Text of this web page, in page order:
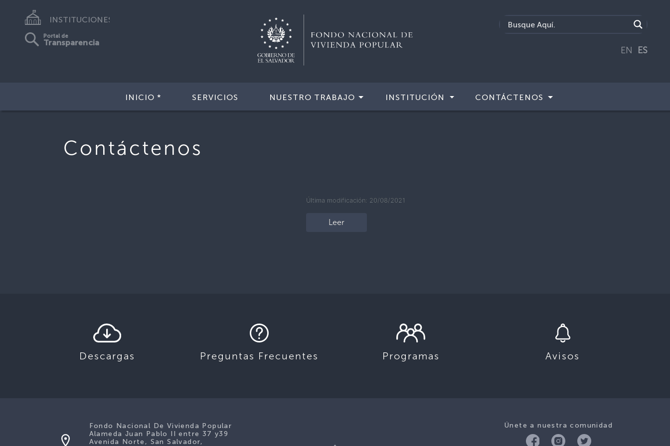
INSTITUCIONES
Portal de
Transparencia
EN ES
INICIO * SERVICIOS NUESTRO TRABAJO INSTITUCIÓN CONTÁCTENOS
Contáctenos
Última modificación: 20/08/2021
Leer
Descargas Preguntas Frecuentes Programas Avisos
Únete a nuestra comunidad
Fondo Nacional De Vivienda Popular
Alameda Juan Pablo II entre 37 y39
Avenida Norte, San Salvador,